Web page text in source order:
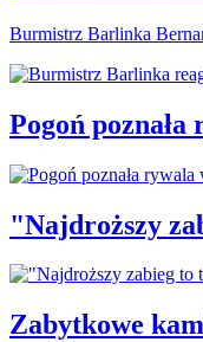
Burmistrz Barlinka
Pogoń
"Najdroższy
Zabytkowe